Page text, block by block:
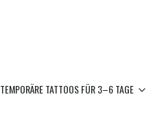
TEMPORÄRE TATTOOS FÜR 3–6 TAGE